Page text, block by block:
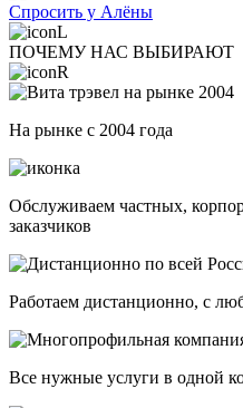
Спросить у Алёны
ПОЧЕМУ НАС ВЫБИРАЮТ
На рынке с 2004 года
Обслуживаем частных,
заказчиков
Работаем дистанционно, с
Все нужные услуги в одной